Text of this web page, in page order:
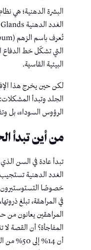
البشرة الدهنية؛ هي
التي تشكّل خط الدفاع
البيئية القاسية.
لكن حين يخرج هذا
الجلد وتبدأ
الرؤوس السوداء، بل
من أين تبدأ
تبدأ عادة في السن الذي
الغدد الدهنية تستجيب
خصوصًا التستوستيرون،
المراهقين يعانون من
المفاجأة؟ أن القصة لا
أن 14%